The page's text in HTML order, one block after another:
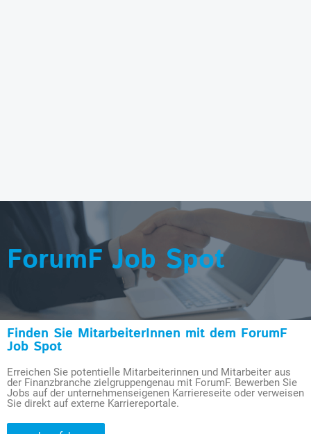
ForumF Job Spot
Finden Sie MitarbeiterInnen mit dem ForumF
Job Spot
Erreichen Sie potentielle Mitarbeiterinnen und Mitarbeiter aus
der Finanzbranche zielgruppengenau mit ForumF. Bewerben Sie
Jobs auf der unternehmenseigenen Karriereseite oder verweisen
Sie direkt auf externe Karriereportale.